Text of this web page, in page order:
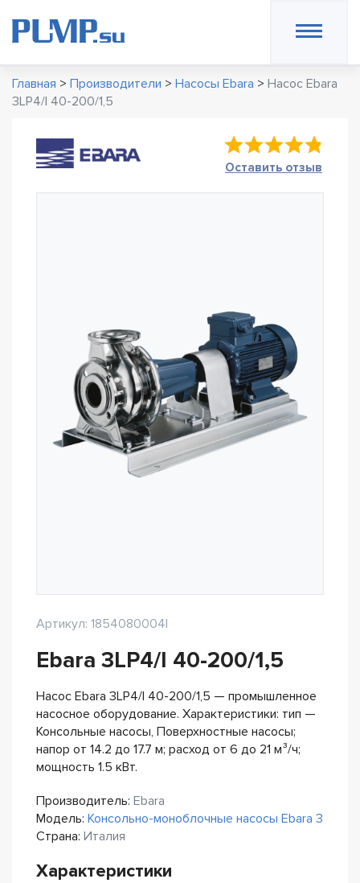
Главная > Производители > Насосы Ebara > Насос Ebara
3LP4/I 40-200/1,5
Оставить отзыв
Артикул: 1854080004I
Ebara 3LP4/I 40-200/1,5
Насос Ebara 3LP4/I 40-200/1,5 — промышленное
насосное оборудование. Характеристики: тип —
Консольные насосы, Поверхностные насосы;
напор от 14.2 до 17.7 м; расход от 6 до 21 м³/ч;
мощность 1.5 кВт.
Производитель: Ebara
Модель: Консольно-моноблочные насосы Ebara 3
Страна: Италия
Характеристики